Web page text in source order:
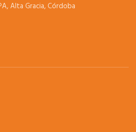
Alta Gracia, Córdoba